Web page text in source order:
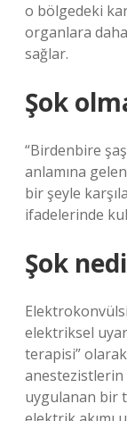
o bölgedeki
organlara
sağlar.
Şok
“Birdenbire
anlamına
bir şeyle
ifadelerinde
Şok
elektriksel
terapisi”
anestezistlerin
uygulanan bir